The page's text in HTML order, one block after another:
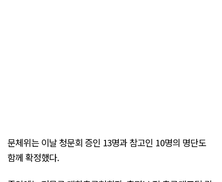
문체위는 이날 청문회 증인 13명과 참고인 10명의 명단도
함께 확정했다.